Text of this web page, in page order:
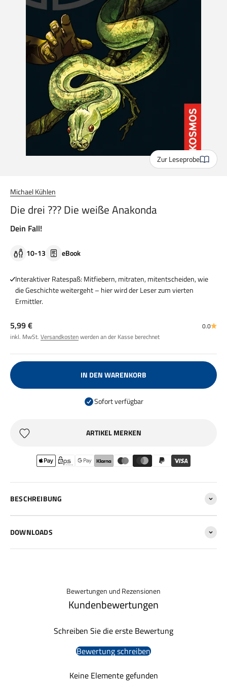
Zur Leseprobe
Michael Kühlen
Die drei ??? Die weiße Anakonda
Dein Fall!
10-13 eBook
Interaktiver Ratespaß: Mitfiebern, mitraten, mitentscheiden, wie
die Geschichte weitergeht – hier wird der Leser zum vierten
Ermittler.
Angebot
5,99 €
inkl. MwSt. Versandkostenwerden an der Kasse berechnet
0.0
IN DEN WARENKORB
Sofort verfügbar
ARTIKEL MERKEN
BESCHREIBUNG
DOWNLOADS
Bewertungen und Rezensionen
Kundenbewertungen
Schreiben Sie die erste Bewertung
Bewertung schreiben
Keine Elemente gefunden